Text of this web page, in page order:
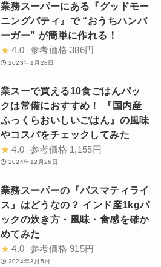
業務スーパーにある『グッドモー
ニングパティ』で “おうちハンバ
ーガー” が簡単に作れる！
★ 4.0 参考価格 386円
2023年1月28日
業スーで買える10食ごはんパッ
クは常備におすすめ！ 『国内産
ふっくらおいしいごはん』の風味
やコスパをチェックしてみた
★ 4.0 参考価格 1,155円
2024年12月26日
業務スーパーの『バスマティライ
ス』はどうなの？ インド産1kgパ
ックの炊き方・風味・食感を確か
めてみた
★ 4.0 参考価格 915円
2024年3月5日